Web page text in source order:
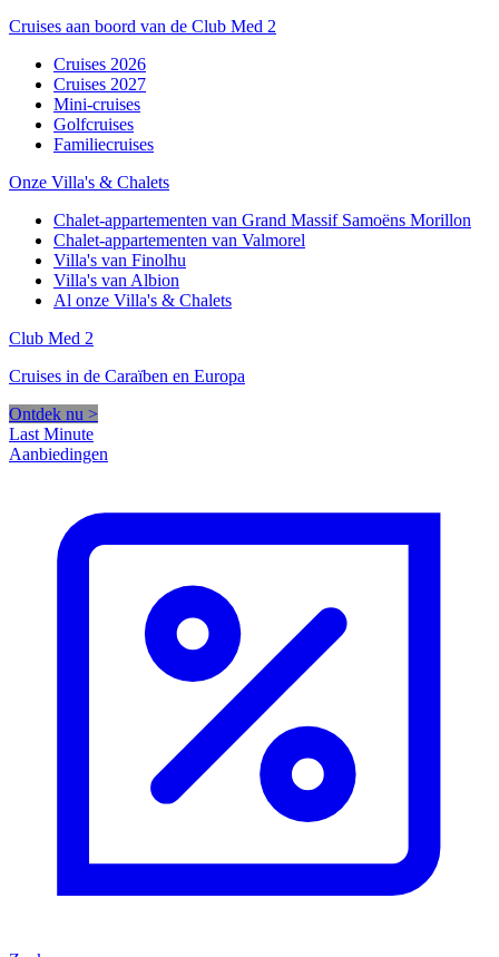
Cruises aan boord van de Club Med 2
Cruises 2026
Cruises 2027
Mini-cruises
Golfcruises
Familiecruises
Onze Villa's & Chalets
Chalet-appartementen van Grand Massif Samoëns Morillon
Chalet-appartementen van Valmorel
Villa's van Finolhu
Villa's van Albion
Al onze Villa's & Chalets
Club Med 2
Cruises in de Caraïben en Europa
Ontdek nu >
Last Minute
Aanbiedingen